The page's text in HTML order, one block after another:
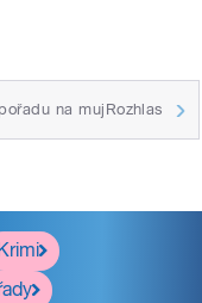
na mujRozhlas
Krimi